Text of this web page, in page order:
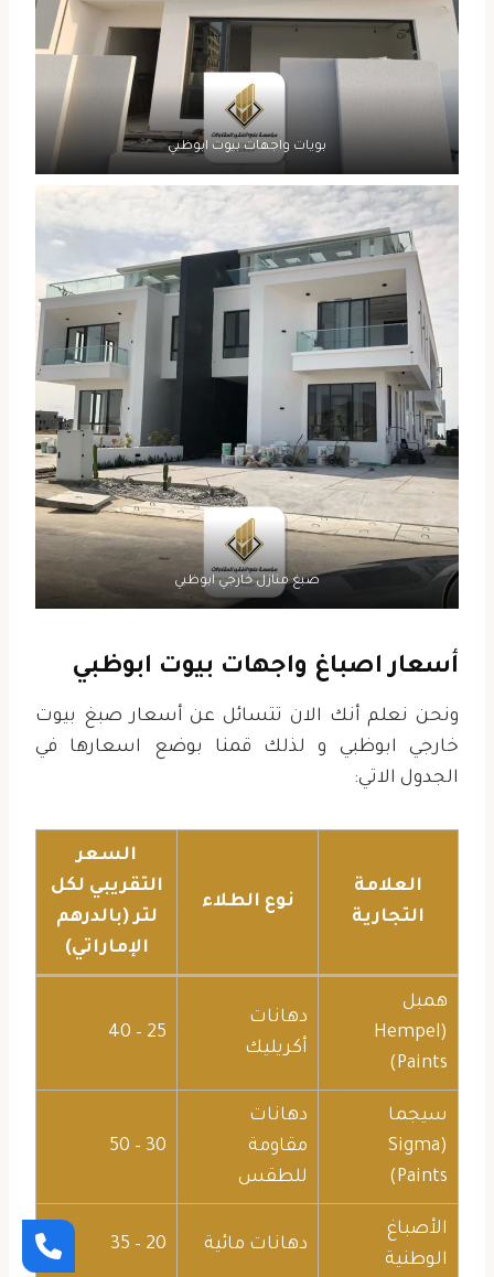
بويات واجهات بيوت ابوظبي
صبغ منازل خارجي ابوظبي
أسعار اصباغ واجهات بيوت ابوظبي
ونحن نعلم أنك الان تتسائل عن أسعار صبغ بيوت
خارجي ابوظبي و لذلك قمنا بوضع اسعارها في
الجدول الاتي:
العلامة
التجارية
نوع الطلاء
السعر
التقريبي لكل
لتر (بالدرهم
الإماراتي)
همبل
(Hempel
Paints)
دهانات
أكريليك
25 – 40
سيجما
(Sigma
Paints)
دهانات
مقاومة
للطقس
30 – 50
الأصباغ
الوطنية
دهانات مائية 20 – 35